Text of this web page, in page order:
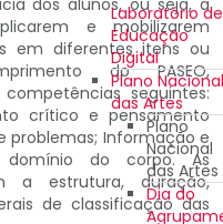
Laboratório de
Educação
Digital
Plano Nacional
das Artes
Plano
Nacional
das Artes
Dia do
dos alunos, ou seja, a
e mobilizarem
em diferentes itens ou
do PASEO,
seguintes:
crítico e pensamento
problemas; Informação e
domínio do corpo. As
a estrutura, duração,
de classificação das